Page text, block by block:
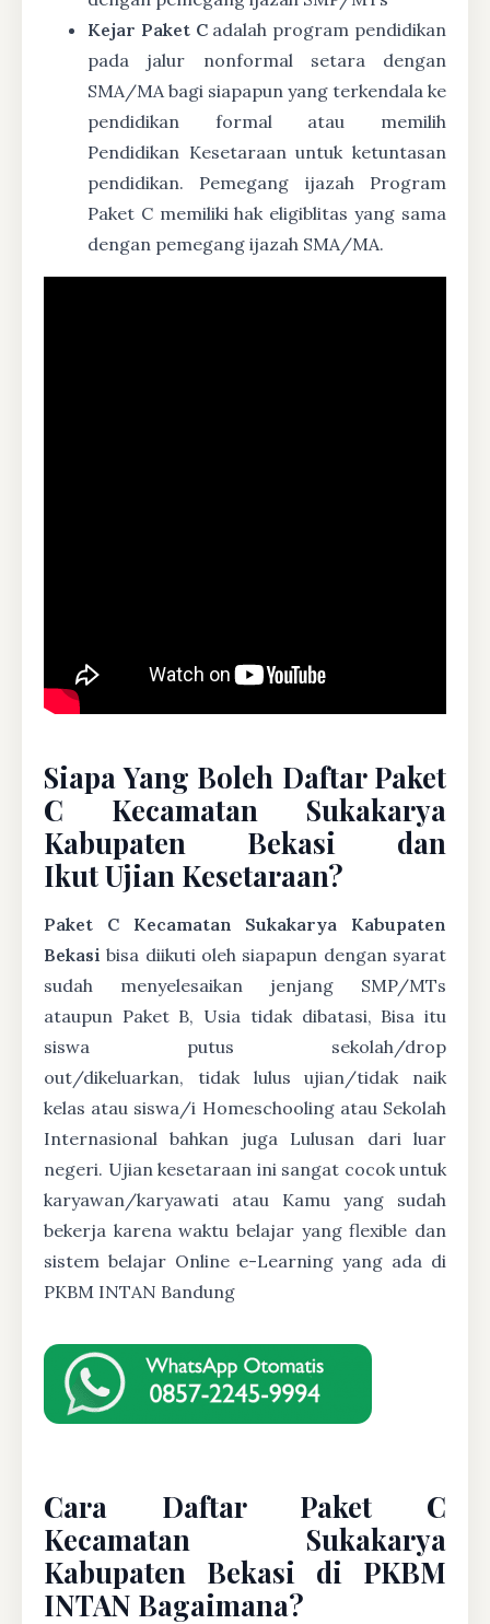
Kejar Paket Cadalah program pendidikan
pada jalur nonformal setara dengan
SMA/MA bagi siapapun yang terkendala ke
pendidikan formal atau memilih
Pendidikan Kesetaraan untuk ketuntasan
pendidikan. Pemegang ijazah Program
Paket C memiliki hak eligiblitas yang sama
dengan pemegang ijazah SMA/MA.
Siapa Yang Boleh Daftar Paket
C Kecamatan Sukakarya
Kabupaten Bekasi dan
Ikut Ujian Kesetaraan?
Paket C Kecamatan Sukakarya Kabupaten
Bekasi bisa diikuti oleh siapapun dengan syarat
sudah menyelesaikan jenjang SMP/MTs
ataupun Paket B, Usia tidak dibatasi, Bisa itu
siswa putus sekolah/drop
out/dikeluarkan, tidak lulus ujian/tidak naik
kelas atau siswa/i Homeschooling atau Sekolah
Internasional bahkan juga Lulusan dari luar
negeri. Ujian kesetaraan ini sangat cocok untuk
karyawan/karyawati atau Kamu yang sudah
bekerja karena waktu belajar yang flexible dan
sistem belajar Online e-Learning yang ada di
PKBM INTAN Bandung
Cara Daftar Paket C
Kecamatan Sukakarya
Kabupaten Bekasi di PKBM
INTAN Bagaimana?